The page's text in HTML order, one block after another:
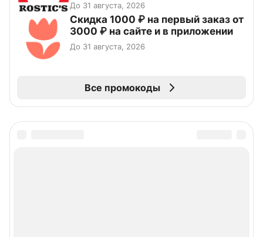
До 31 августа, 2026
Скидка 1000 ₽ на первый заказ от
3000 ₽ на сайте и в приложении
До 31 августа, 2026
Все промокоды